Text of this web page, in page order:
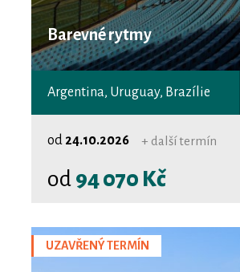
Barevné rytmy
Argentina, Uruguay, Brazílie
od 24.10.2026 + další termín
od 94 070 Kč
UZAVŘENÝ TERMÍN